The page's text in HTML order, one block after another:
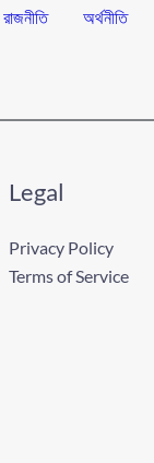
রাজনীতি অর্থনীতি
Legal
Privacy Policy
Terms of Service